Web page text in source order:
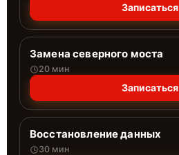
Записаться
Замена северного моста
20 мин
Записаться
Восстановление данных
30 мин